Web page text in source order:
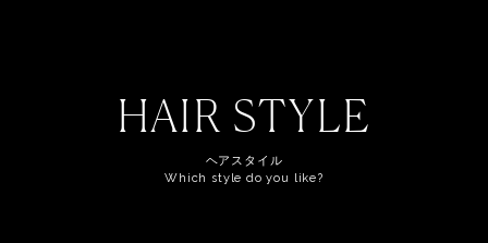
HAIR STYLE
ヘアスタイル
Which style do you like?